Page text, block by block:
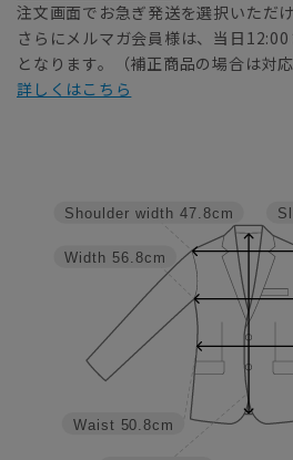
注文画面でお急ぎ発送を選択いただけ
さらにメルマガ会員様は、当日
となります。（補正商品の場合は対応
詳しくはこちら
Waist 50.8cm
Width 56.8cm
Shoulder width 47.8cm